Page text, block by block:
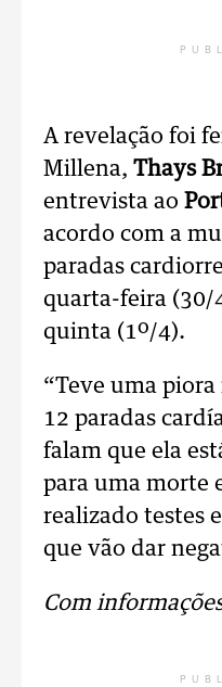
A revelação foi
Millena, Thays
entrevista ao
acordo com a
paradas
quarta-feira (30/
quinta (1º/4).
“Teve uma
12 paradas
falam que ela
para uma morte
realizado testes
que vão dar
Com